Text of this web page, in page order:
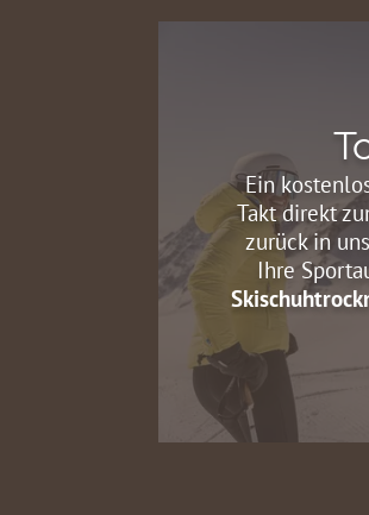
Ein
Takt direkt
zurück in
Ihre